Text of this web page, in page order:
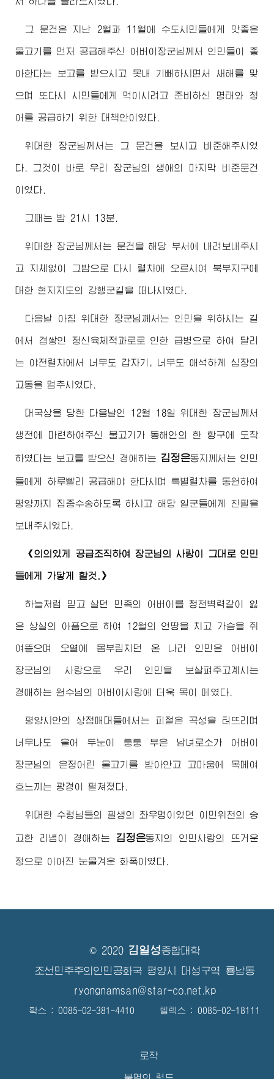
그 문건은 지난 2월과 11월에 수도시민들에게 맛좋은
물고기를 먼저 공급해주신 어버이 장군님께서 인민들이 좋
아한다는 보고를 받으시고 못내 기뻐하시면서 새해를 맞
으며 또다시 시민들에게 먹이시려고 준비하신 명태와 청
어를 공급하기 위한 대책안이였다.
위대한 장군님께서는 그 문건을 보시고 비준해주시였
다. 그것이 바로 우리 장군님 의 생애의 마지막 비준문건
이였다.
그때는 밤 21시 13분.
위대한 장군님께서는 문건을 해당 부서에 내려보내주시
고 지체없이 그밤으로 다시 렬차에 오르시여 북부지구에
대한 현지지도의 강행군길을 떠나시였다.
다음날 아침위대한 장군님께서는 인민을 위하시는 길
에서 겹쌓인 정신육체적과로로 인한 급병으로 하여 달리
는 야전렬차에서 너무도 갑자기, 너무도 애석하게 심장의
고동을 멈추시였다.
대국상을 당한 다음날인 12월 18일위대한 장군님께서
생전에 마련하여주신 물고기가 동해안의 한 항구에 도착
하였다는 보고를 받으신 경애하는 김정은동지 께서는 인민
들에게 하루빨리 공급해야 한다시며 특별렬차를 동원하여
평양까지 집중수송하도록 하시고 해당 일군들에게 친필을
보내주시였다.
《의의있게 공급조직하여 장군님의 사랑이 그대로 인민
들에게 가닿게 할것.》
하늘처럼 믿고 살던 민족의 어버이 를 청천벽력같이 잃
은 상실의 아픔으로 하여 12월의 언땅을 치고 가슴을 쥐
여뜯으며 오열에 몸부림치던 온 나라 인민은 어버이
장군님 의 사랑으로 우리 인민을 보살펴주고계시는
경애하는 원수님 의 어버이 사랑에 더욱 목이 메였다.
평양시안의 상점매대들에서는 피절은 곡성을 터뜨리며
너무나도 울어 두눈이 퉁퉁 부은 남녀로소가 어버이
장군님 의 은정어린 물고기를 받아안고 고마움에 목메여
흐느끼는 광경이 펼쳐졌다.
위대한 수령님들의 필생의 좌우명이였던 이민위천의 숭
고한 리념이 경애하는 김정은동지 의 인민사랑의 뜨거운
정으로 이어진 눈물겨운 화폭이였다.
© 2020 김일성종합대학
조선민주주의인민공화국 평양시 대성구역 룡남동
ryongnamsan@star-co.net.kp
확스 : 0085-02-381-4410 텔렉스 : 0085-02-18111
로작